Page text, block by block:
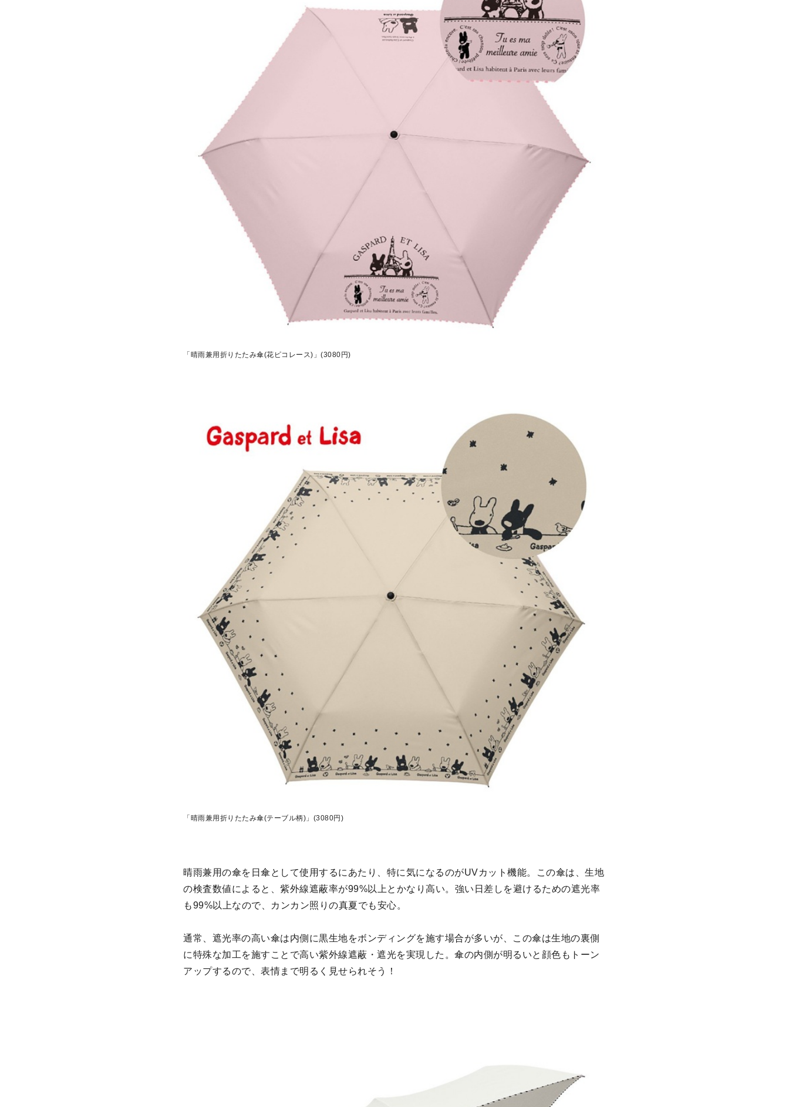
「晴雨兼用折りたたみ傘(花ピコレース)」(3080円)
「晴雨兼用折りたたみ傘(テーブル柄)」(3080円)
晴雨兼用の傘を日傘として使用するにあたり、特に気になるのがUVカット機能。この傘は、生地
の検査数値によると、紫外線遮蔽率が99%以上とかなり高い。強い日差しを避けるための遮光率
も99%以上なので、カンカン照りの真夏でも安心。
通常、遮光率の高い傘は内側に黒生地をボンディングを施す場合が多いが、この傘は生地の裏側
に特殊な加工を施すことで高い紫外線遮蔽・遮光を実現した。傘の内側が明るいと顔色もトーン
アップするので、表情まで明るく見せられそう！